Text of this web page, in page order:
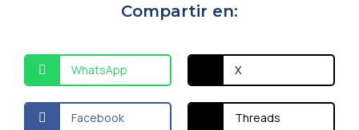
Compartir en:
WhatsApp X
Facebook Threads